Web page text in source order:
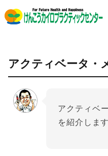
アクティベータ・メソッド物語3
アクティベータ・
アクティベ
を紹介します